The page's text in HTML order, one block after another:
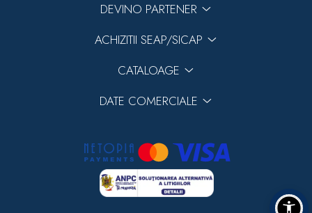
DEVINO PARTENER
ACHIZITII SEAP/SICAP
CATALOAGE
DATE COMERCIALE